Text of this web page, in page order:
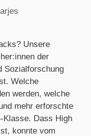
Unsere
der
Sozialforschung
Welche
werden, welche
mehr erforschte
Klasse. Dass High
konnte vom